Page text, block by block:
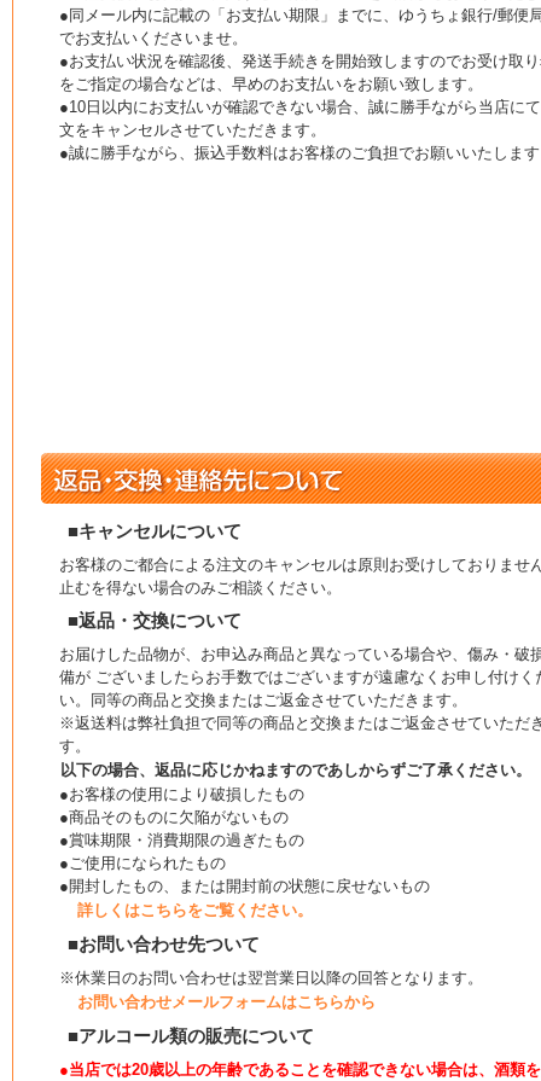
●同メール内に記載の「お支払い期限」までに、ゆうちょ銀行/郵便
でお支払いくださいませ。
●お支払い状況を確認後、発送手続きを開始致しますのでお受け取
をご指定の場合などは、早めのお支払いをお願い致します。
●10日以内にお支払いが確認できない場合、誠に勝手ながら当店に
文をキャンセルさせていただきます。
●誠に勝手ながら、振込手数料はお客様のご負担でお願いいたしま
■キャンセルについて
お客様のご都合による注文のキャンセルは原則お受けしておりませ
止むを得ない場合のみご相談ください。
■返品・交換について
お届けした品物が、お申込み商品と異なっている場合や、傷み・破
備が ございましたらお手数ではございますが遠慮なくお申し付けく
い。同等の商品と交換またはご返金させていただきます。
※返送料は弊社負担で同等の商品と交換またはご返金させていただ
す。
以下の場合、返品に応じかねますのであしからずご了承ください。
●お客様の使用により破損したもの
●商品そのものに欠陥がないもの
●賞味期限・消費期限の過ぎたもの
●ご使用になられたもの
●開封したもの、または開封前の状態に戻せないもの
詳しくはこちらをご覧ください。
■お問い合わせ先ついて
※休業日のお問い合わせは翌営業日以降の回答となります。
お問い合わせメールフォームはこちらから
■アルコール類の販売について
●当店では20歳以上の年齢であることを確認できない場合は、酒類